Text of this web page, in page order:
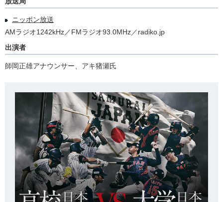
ニッポン放送
AMラジオ1242kHz／FMラジオ93.0MHz／radiko.jp
出演者
師岡正雄アナウンサー、アキ猪瀬氏